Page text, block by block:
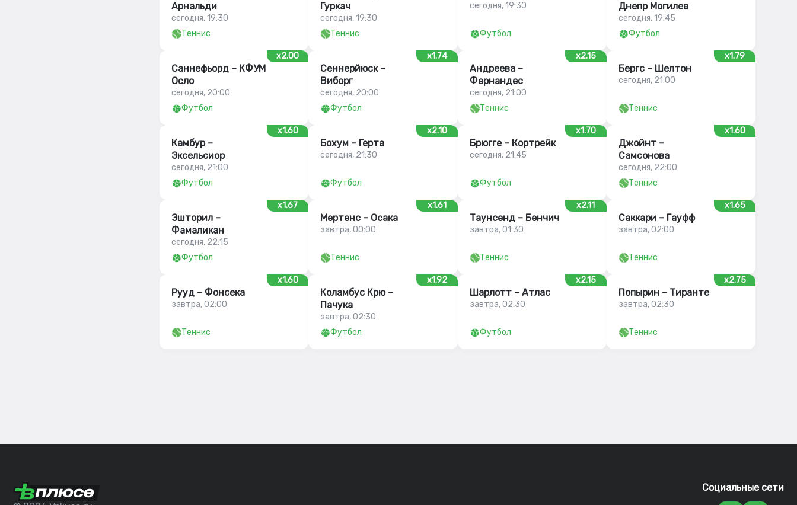
Арнальди
сегодня, 19:30
Теннис
Гуркач
сегодня, 19:30
Теннис
сегодня, 19:30
Футбол
Днепр Могилев
сегодня, 19:45
Футбол
x2.00
Саннефьорд – КФУМ
Осло
сегодня, 20:00
Футбол
x1.74
Сеннерйюск –
Виборг
сегодня, 20:00
Футбол
x2.15
Андреева –
Фернандес
сегодня, 21:00
Теннис
x1.79
Бергс – Шелтон
сегодня, 21:00
Теннис
x1.60
Камбур –
Эксельсиор
сегодня, 21:00
Футбол
x2.10
Бохум – Герта
сегодня, 21:30
Футбол
x1.70
Брюгге – Кортрейк
сегодня, 21:45
Футбол
x1.60
Джойнт –
Самсонова
сегодня, 22:00
Теннис
x1.67
Эшторил –
Фамаликан
сегодня, 22:15
Футбол
x1.61
Мертенс – Осака
завтра, 00:00
Теннис
x2.11
Таунсенд – Бенчич
завтра, 01:30
Теннис
x1.65
Саккари – Гауфф
завтра, 02:00
Теннис
x1.60
Рууд – Фонсека
завтра, 02:00
Теннис
x1.92
Коламбус Крю –
Пачука
завтра, 02:30
Футбол
x2.15
Шарлотт – Атлас
завтра, 02:30
Футбол
x2.75
Попырин – Тиранте
завтра, 02:30
Теннис
Социальные сети